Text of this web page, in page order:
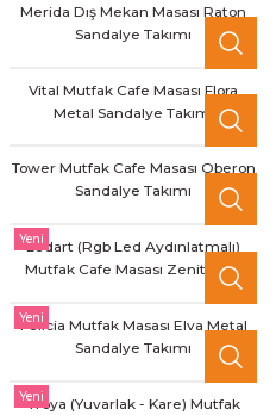
Merida Dış Mekan Masası Raton
Sandalye Takımı
Vital Mutfak Cafe Masası Flora
Metal Sandalye Takımı
Tower Mutfak Cafe Masası Oberon
Sandalye Takımı
Yeni
Ledart (Rgb Led Aydınlatmalı)
Mutfak Cafe Masası Zenit 180°
Yeni
Felicia Mutfak Masası Elva Metal
Sandalye Takımı
Yeni
Troya (Yuvarlak - Kare) Mutfak